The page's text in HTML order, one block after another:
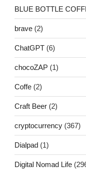
BLUE BOTTLE
brave (2)
ChatGPT (6)
chocoZAP (1)
Coffe (2)
Craft Beer (2)
cryptocurrency (367)
Dialpad (1)
Digital Nomad Life